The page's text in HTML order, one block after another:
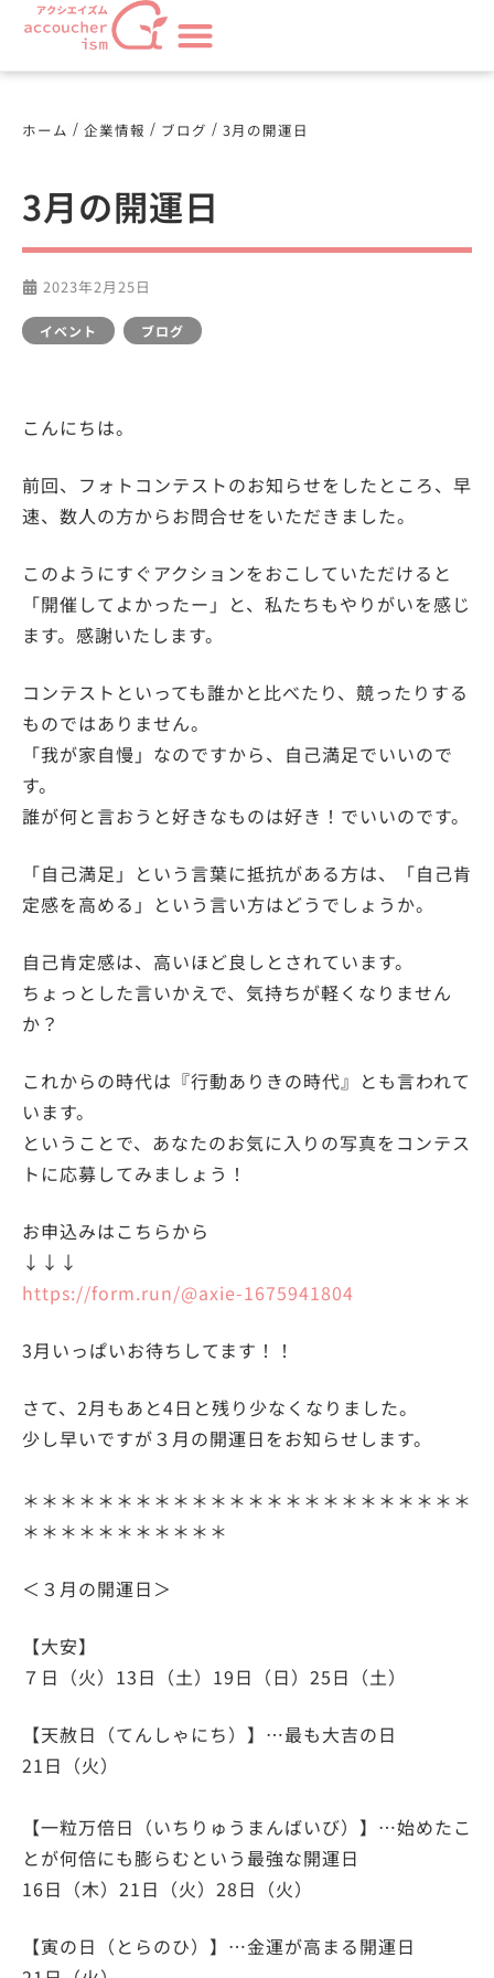
ホーム / 企業情報 / ブログ / 3月の開運日
3月の開運日
2023年2月25日
イベント ブログ
こんにちは。
前回、フォトコンテストのお知らせをしたところ、早
速、数人の方からお問合せをいただきました。
このようにすぐアクションをおこしていただけると
「開催してよかったー」と、私たちもやりがいを感じ
ます。感謝いたします。
コンテストといっても誰かと比べたり、競ったりする
ものではありません。
「我が家自慢」なのですから、自己満足でいいので
す。
誰が何と言おうと好きなものは好き！でいいのです。
「自己満足」という言葉に抵抗がある方は、「自己肯
定感を高める」という言い方はどうでしょうか。
自己肯定感は、高いほど良しとされています。
ちょっとした言いかえで、気持ちが軽くなりません
か？
これからの時代は『行動ありきの時代』とも言われて
います。
ということで、あなたのお気に入りの写真をコンテス
トに応募してみましょう！
お申込みはこちらから
↓↓↓
https://form.run/@axie-1675941804
3月いっぱいお待ちしてます！！
さて、2月もあと4日と残り少なくなりました。
少し早いですが３月の開運日をお知らせします。
＊＊＊＊＊＊＊＊＊＊＊＊＊＊＊＊＊＊＊＊＊＊＊＊
＊＊＊＊＊＊＊＊＊＊＊
＜３月の開運日＞
【大安】
７日（火）13日（土）19日（日）25日（土）
【天赦日（てんしゃにち）】…最も大吉の日
21日（火）
【一粒万倍日（いちりゅうまんばいび）】…始めたこ
とが何倍にも膨らむという最強な開運日
16日（木）21日（火）28日（火）
【寅の日（とらのひ）】…金運が高まる開運日